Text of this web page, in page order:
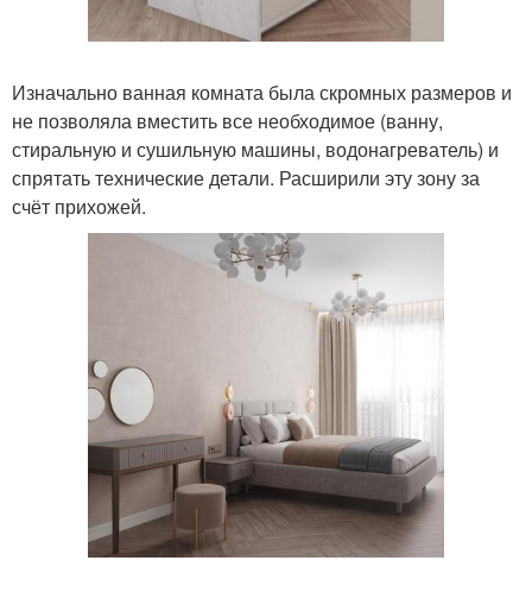
Изначально ванная комната была скромных размеров и
не позволяла вместить все необходимое (ванну,
стиральную и сушильную машины, водонагреватель) и
спрятать технические детали. Расширили эту зону за
счёт прихожей.